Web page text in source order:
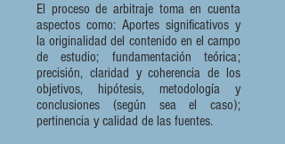
El proceso de arbitraje toma en cuenta
aspectos como: Aportes significativos y
la originalidad del contenido en el campo
de estudio; fundamentación teórica;
precisión, claridad y coherencia de los
objetivos, hipótesis, metodología y
conclusiones (según sea el caso);
pertinencia y calidad de las fuentes.